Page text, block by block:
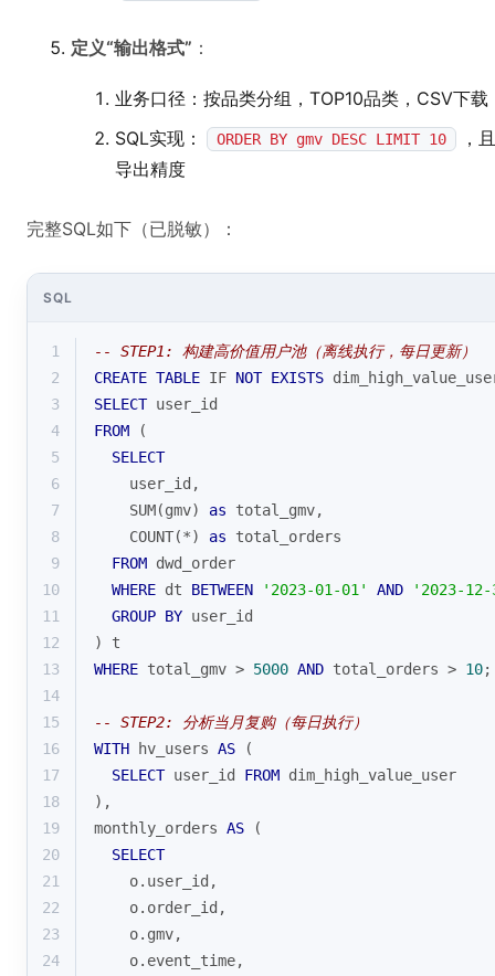
定义“输出格式” ：
业务口径：按品类分组，TOP10品类，CSV下载
SQL实现：
ORDER BY gmv DESC LIMIT 10
，
导出精度
完整SQL如下（已脱敏）：
SQL
1
-- STEP1: 构建高价值用户池（离线执行，每日更新）
2
CREATE TABLE IF NOT EXISTS
3
SELECT user_id
4
FROM (
5
SELECT
6
    user_id,
7
SUM(gmv) as total_gmv,
8
COUNT(*) as total_orders
9
FROM dwd_order
10
WHERE dt BETWEEN '2023-01-01' AND
'2023-
11
GROUP BY user_id
12
) t
13
WHERE total_gmv > 5000 AND total_orders > 10;
14
15
-- STEP2: 分析当月复购（每日执行）
16
WITH hv_users AS (
17
SELECT user_id FROM dim_high_value_user
18
),
19
monthly_orders AS (
20
SELECT
21
    o.user_id,
22
    o.order_id,
23
    o.gmv,
24
    o.event_time,